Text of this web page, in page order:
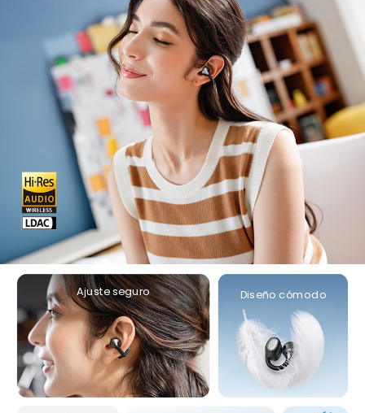
Ajuste seguro Diseño cómodo